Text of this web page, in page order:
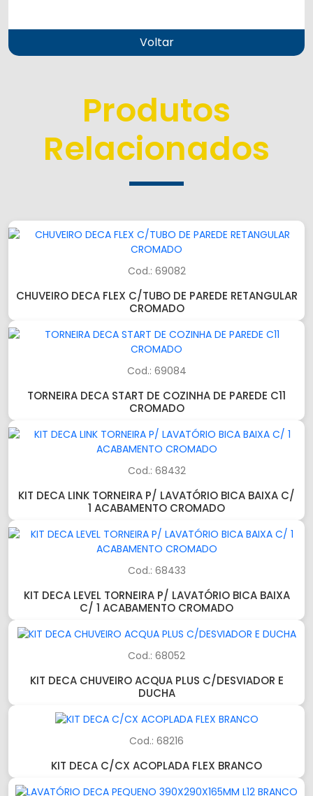
Voltar
Produtos
Relacionados
Cod.: 69082
CHUVEIRO DECA FLEX C/TUBO DE PAREDE RETANGULAR
CROMADO
Cod.: 69084
TORNEIRA DECA START DE COZINHA DE PAREDE C11
CROMADO
Cod.: 68432
KIT DECA LINK TORNEIRA P/ LAVATÓRIO BICA BAIXA C/
1 ACABAMENTO CROMADO
Cod.: 68433
KIT DECA LEVEL TORNEIRA P/ LAVATÓRIO BICA BAIXA
C/ 1 ACABAMENTO CROMADO
Cod.: 68052
KIT DECA CHUVEIRO ACQUA PLUS C/DESVIADOR E
DUCHA
Cod.: 68216
KIT DECA C/CX ACOPLADA FLEX BRANCO